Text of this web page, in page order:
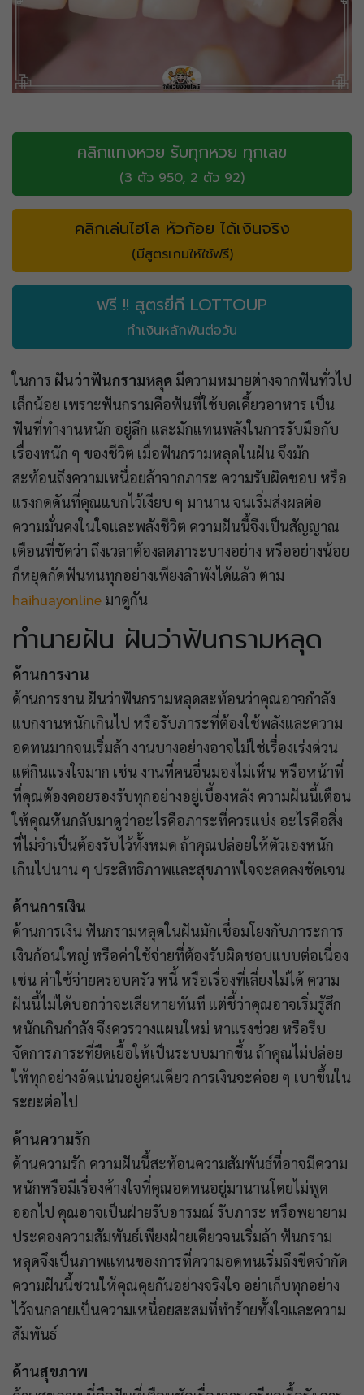
คลิกแทงหวย รับทุกหวย ทุกเลข
(3 ตัว 950, 2 ตัว 92)
คลิกเล่นไฮโล หัวก้อย ได้เงินจริง
(มีสูตรเกมให้ใช้ฟรี)
ฟรี !! สูตรยี่กี LOTTOUP
ทำเงินหลักพันต่อวัน
ในการ ฝันว่าฟันกรามหลุด มีความหมายต่างจากฟันทั่วไป
เล็กน้อย เพราะฟันกรามคือฟันที่ใช้บดเคี้ยวอาหาร เป็น
ฟันที่ทำงานหนัก อยู่ลึก และมักแทนพลังในการรับมือกับ
เรื่องหนัก ๆ ของชีวิต เมื่อฟันกรามหลุดในฝัน จึงมัก
สะท้อนถึงความเหนื่อยล้าจากภาระ ความรับผิดชอบ หรือ
แรงกดดันที่คุณแบกไว้เงียบ ๆ มานาน จนเริ่มส่งผลต่อ
ความมั่นคงในใจและพลังชีวิต ความฝันนี้จึงเป็นสัญญาณ
เตือนที่ชัดว่า ถึงเวลาต้องลดภาระบางอย่าง หรืออย่างน้อย
ก็หยุดกัดฟันทนทุกอย่างเพียงลำพังได้แล้ว ตาม
haihuayonline มาดูกัน
ทำนายฝัน ฝันว่าฟันกรามหลุด
ด้านการงาน
ด้านการงาน ฝันว่าฟันกรามหลุดสะท้อนว่าคุณอาจกำลัง
แบกงานหนักเกินไป หรือรับภาระที่ต้องใช้พลังและความ
อดทนมากจนเริ่มล้า งานบางอย่างอาจไม่ใช่เรื่องเร่งด่วน
แต่กินแรงใจมาก เช่น งานที่คนอื่นมองไม่เห็น หรือหน้าที่
ที่คุณต้องคอยรองรับทุกอย่างอยู่เบื้องหลัง ความฝันนี้เตือน
ให้คุณหันกลับมาดูว่าอะไรคือภาระที่ควรแบ่ง อะไรคือสิ่ง
ที่ไม่จำเป็นต้องรับไว้ทั้งหมด ถ้าคุณปล่อยให้ตัวเองหนัก
เกินไปนาน ๆ ประสิทธิภาพและสุขภาพใจจะลดลงชัดเจน
ด้านการเงิน
ด้านการเงิน ฟันกรามหลุดในฝันมักเชื่อมโยงกับภาระการ
เงินก้อนใหญ่ หรือค่าใช้จ่ายที่ต้องรับผิดชอบแบบต่อเนื่อง
เช่น ค่าใช้จ่ายครอบครัว หนี้ หรือเรื่องที่เลี่ยงไม่ได้ ความ
ฝันนี้ไม่ได้บอกว่าจะเสียหายทันที แต่ชี้ว่าคุณอาจเริ่มรู้สึก
หนักเกินกำลัง จึงควรวางแผนใหม่ หาแรงช่วย หรือรีบ
จัดการภาระที่ยืดเยื้อให้เป็นระบบมากขึ้น ถ้าคุณไม่ปล่อย
ให้ทุกอย่างอัดแน่นอยู่คนเดียว การเงินจะค่อย ๆ เบาขึ้นใน
ระยะต่อไป
ด้านความรัก
ด้านความรัก ความฝันนี้สะท้อนความสัมพันธ์ที่อาจมีความ
หนักหรือมีเรื่องค้างใจที่คุณอดทนอยู่มานานโดยไม่พูด
ออกไป คุณอาจเป็นฝ่ายรับอารมณ์ รับภาระ หรือพยายาม
ประคองความสัมพันธ์เพียงฝ่ายเดียวจนเริ่มล้า ฟันกราม
หลุดจึงเป็นภาพแทนของการที่ความอดทนเริ่มถึงขีดจำกัด
ความฝันนี้ชวนให้คุณคุยกันอย่างจริงใจ อย่าเก็บทุกอย่าง
ไว้จนกลายเป็นความเหนื่อยสะสมที่ทำร้ายทั้งใจและความ
สัมพันธ์
ด้านสุขภาพ